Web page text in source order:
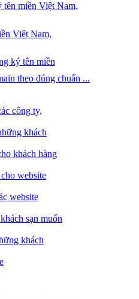
tên miền Việt Nam,
Việt Nam,
ký tên miền
theo đúng chuẩn ...
công ty,
khách
khách hàng
website
website
sạn muốn
khách